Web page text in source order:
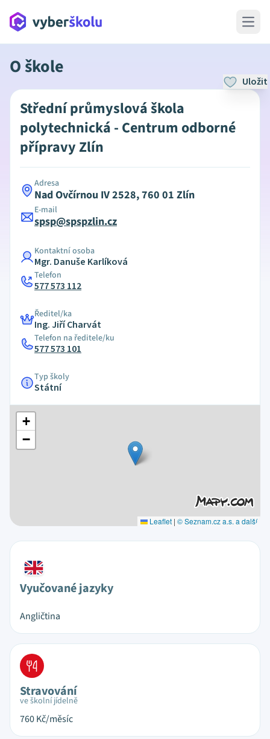
Open
O škole
Uložit
Střední průmyslová škola
polytechnická - Centrum odborné
přípravy Zlín
Adresa
Nad Ovčírnou IV 2528, 760 01 Zlín
E-mail
spsp@spspzlin.cz
Kontaktní osoba
Mgr. Danuše Karlíková
Telefon
577 573 112
Ředitel/ka
Ing. Jiří Charvát
Telefon na ředitele/ku
577 573 101
Typ školy
Státní
+
−
Leaflet | © Seznam.cz a.s. a další
Vyučované jazyky
Angličtina
Stravování
ve školní jídelně
760Kč/měsíc